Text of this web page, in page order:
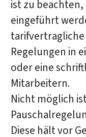
ist zu beachten,
eingeführt
Regelungen in
oder eine
Mitarbeitern.
Nicht möglich
Diese hält vor